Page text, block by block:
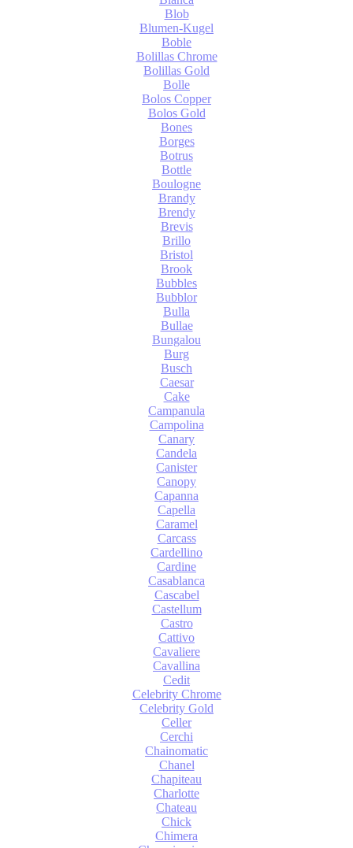
Blob
Blumen-Kugel
Boble
Bolillas Chrome
Bolillas Gold
Bolle
Bolos Copper
Bolos Gold
Bones
Borges
Botrus
Bottle
Boulogne
Brandy
Brendy
Brevis
Brillo
Bristol
Brook
Bubbles
Bubblor
Bulla
Bullae
Bungalou
Burg
Busch
Caesar
Cake
Campanula
Campolina
Canary
Candela
Canister
Canopy
Capanna
Capella
Caramel
Carcass
Cardellino
Cardine
Casablanca
Cascabel
Castellum
Castro
Cattivo
Cavaliere
Cavallina
Cedit
Celebrity Chrome
Celebrity Gold
Celler
Cerchi
Chainomatic
Chanel
Chapiteau
Charlotte
Chateau
Chick
Chimera